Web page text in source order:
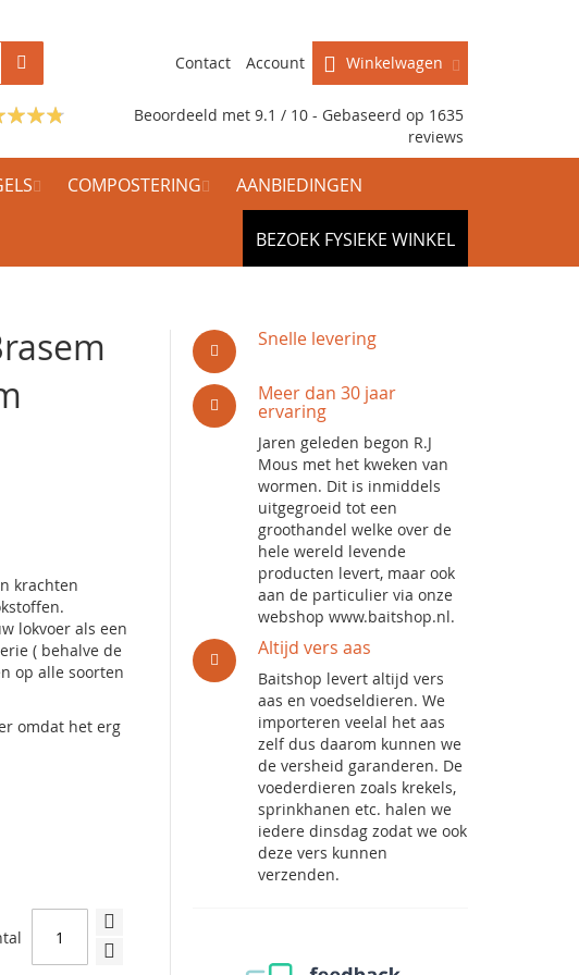
Winkelwagen
Contact Account
Beoordeeld met 9.1 / 10 - Gebaseerd op 1635
reviews
COMPOSTERING AANBIEDINGEN
BEZOEK FYSIEKE WINKEL
krachten
lokvoer als een
( behalve de
op alle soorten
omdat het erg
Snelle levering
Meer dan 30 jaar
ervaring
Jaren geleden begon R.J
Mous met het kweken van
wormen. Dit is inmiddels
uitgegroeid tot een
groothandel welke over de
hele wereld levende
producten levert, maar ook
aan de particulier via onze
webshop www.baitshop.nl.
Altijd vers aas
Baitshop levert altijd vers
aas en voedseldieren. We
importeren veelal het aas
zelf dus daarom kunnen we
de versheid garanderen. De
voederdieren zoals krekels,
sprinkhanen etc. halen we
iedere dinsdag zodat we ook
deze vers kunnen
verzenden.